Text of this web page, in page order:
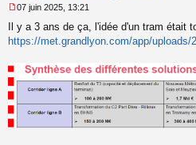
e
s
07 juin 2025, 13:21
Il y a 3 ans de ça, l'idée d'un tram était
https://met.grandlyon.com/app/uploads/